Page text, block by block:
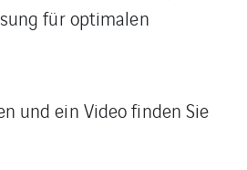
für optimalen
und ein Video finden Sie